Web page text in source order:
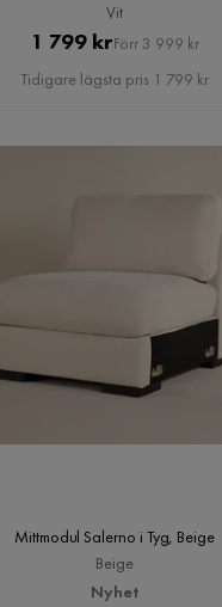
Vit
Pris
1 799 krOriginal
Pris
Förr 3 999 kr
Tidigare lägsta pris 1 799 kr
Mittmodul Salerno i Tyg, Beige
Beige
Nyhet